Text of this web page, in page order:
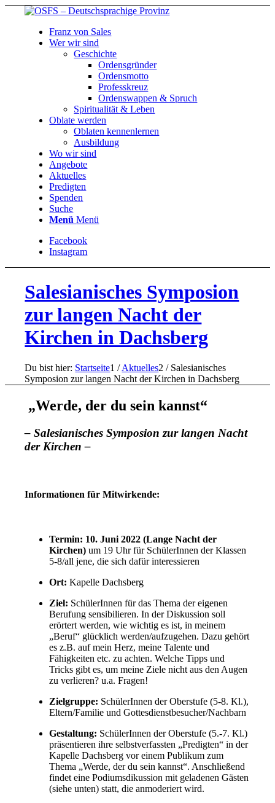
Franz von Sales
Wer wir sind
Geschichte
Ordensgründer
Ordensmotto
Professkreuz
Ordenswappen & Spruch
Spiritualität & Leben
Oblate werden
Oblaten kennenlernen
Ausbildung
Wo wir sind
Angebote
Aktuelles
Predigten
Spenden
Suche
Menü Menü
Facebook
Instagram
Salesianisches Symposion
zur langen Nacht der
Kirchen in Dachsberg
Du bist hier: Startseite1 / Aktuelles2 / Salesianisches
Symposion zur langen Nacht der Kirchen in Dachsberg
„Werde, der du sein kannst“
– Salesianisches Symposion zur langen Nacht
der Kirchen –
Informationen für Mitwirkende:
Termin: 10. Juni 2022 (Lange Nacht der
Kirchen)um 19 Uhr für SchülerInnen der Klassen
5-8/all jene, die sich dafür interessieren
Ort:Kapelle Dachsberg
Ziel: SchülerInnen für das Thema der eigenen
Berufung sensibilieren. In der Diskussion soll
erörtert werden, wie wichtig es ist, in meinem
„Beruf“ glücklich werden/aufzugehen. Dazu gehört
es z.B. auf mein Herz, meine Talente und
Fähigkeiten etc. zu achten. Welche Tipps und
Tricks gibt es, um meine Ziele nicht aus den Augen
zu verlieren? u.a. Fragen!
Zielgruppe: SchülerInnen der Oberstufe (5-8. Kl.),
Eltern/Familie und Gottesdienstbesucher/Nachbarn
Gestaltung: SchülerInnen der Oberstufe (5.-7. Kl.)
präsentieren ihre selbstverfassten „Predigten“ in der
Kapelle Dachsberg vor einem Publikum zum
Thema „Werde, der du sein kannst“. Anschließend
findet eine Podiumsdikussion mit geladenen Gästen
(siehe unten) statt, die anmoderiert wird.